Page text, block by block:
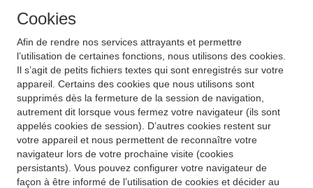
Cookies
Afin de rendre nos services attrayants et permettre
l’utilisation de certaines fonctions, nous utilisons des cookies.
Il s’agit de petits fichiers textes qui sont enregistrés sur votre
appareil. Certains des cookies que nous utilisons sont
supprimés dès la fermeture de la session de navigation,
autrement dit lorsque vous fermez votre navigateur (ils sont
appelés cookies de session). D’autres cookies restent sur
votre appareil et nous permettent de reconnaître votre
navigateur lors de votre prochaine visite (cookies
persistants). Vous pouvez configurer votre navigateur de
façon à être informé de l’utilisation de cookies et décider au